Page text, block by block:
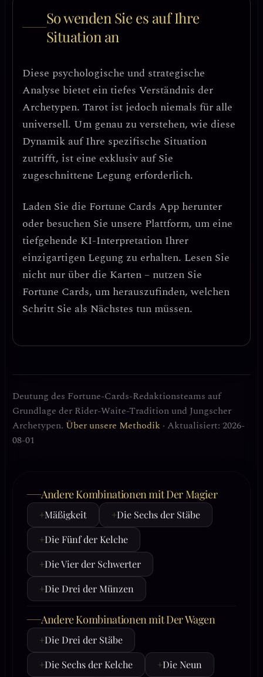
So wenden Sie es auf Ihre
Situation an
Diese psychologische und strategische
Analyse bietet ein tiefes Verständnis der
Archetypen. Tarot ist jedoch niemals für alle
universell. Um genau zu verstehen, wie diese
Dynamik auf Ihre spezifische Situation
zutrifft, ist eine exklusiv auf Sie
zugeschnittene Legung erforderlich.
Laden Sie die Fortune Cards App herunter
oder besuchen Sie unsere Plattform, um eine
tiefgehende KI-Interpretation Ihrer
einzigartigen Legung zu erhalten. Lesen Sie
nicht nur über die Karten – nutzen Sie
Fortune Cards, um herauszufinden, welchen
Schritt Sie als Nächstes tun müssen.
Deutung des Fortune-Cards-Redaktionsteams auf
Grundlage der Rider-Waite-Tradition und Jungscher
Archetypen. Über unsere Methodik · Aktualisiert: 2026-
08-01
Andere Kombinationen mit Der Magier
+Mäßigkeit +Die Sechs der Stäbe
+Die Fünf der Kelche
+Die Vier der Schwerter
+Die Drei der Münzen
Andere Kombinationen mit Der Wagen
+Die Drei der Stäbe
+Die Sechs der Kelche +Die Neun